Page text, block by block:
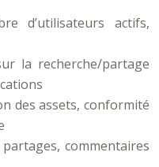
d’utilisateurs actifs,
la recherche/partage
des assets, conformité
commentaires